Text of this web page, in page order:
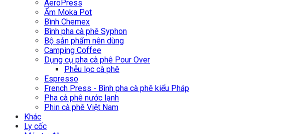
AeroPress
Ấm Moka Pot
Bình Chemex
Bình pha cà phê Syphon
Bộ sản phẩm nên dùng
Camping Coffee
Dụng cụ pha cà phê Pour Over
Phễu lọc cà phê
Espresso
French Press - Bình pha cà phê kiểu Pháp
Pha cà phê nước lạnh
Phin cà phê Việt Nam
Khác
Ly cốc